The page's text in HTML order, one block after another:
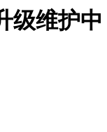
级维护